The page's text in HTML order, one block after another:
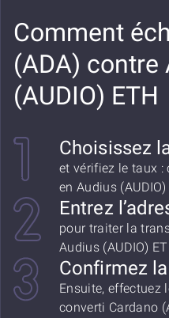
Comment
(ADA) contre
(AUDIO) ETH
Choisissez
et vérifiez le taux :
en Audius
Entrez
pour traiter la
Audius (AUDIO)
Confirmez
Ensuite, effectuez
converti Cardano